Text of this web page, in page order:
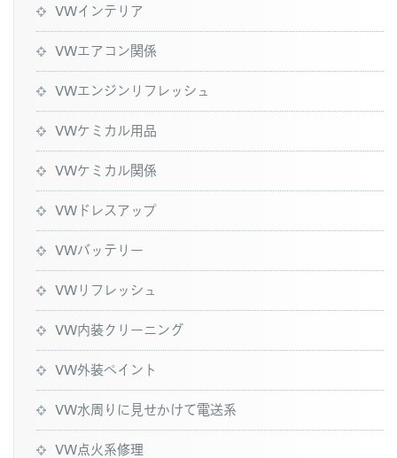
VWインテリア
VWエアコン関係
VWエンジンリフレッシュ
VWケミカル用品
VWケミカル関係
VWドレスアップ
VWバッテリー
VWリフレッシュ
VW内装クリーニング
VW外装ペイント
VW水周りに見せかけて電送系
VW点火系修理